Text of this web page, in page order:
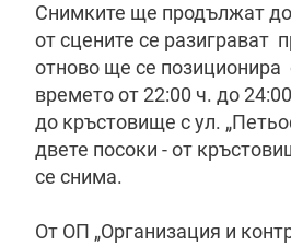
Снимките ще продължат
от сцените се разиграват
отново ще се позиционира
времето от 22:00 ч. до
до кръстовище с ул.
двете посоки - от
се снима.
От ОП „Организация и